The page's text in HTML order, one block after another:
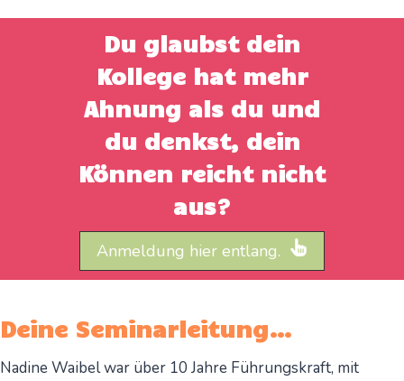
Du glaubst dein
Kollege hat mehr
Ahnung als du und
du denkst, dein
Können reicht nicht
aus?
Anmeldung hier entlang.
Deine Seminarleitung…
Nadine Waibel war über 10 Jahre Führungskraft, mit